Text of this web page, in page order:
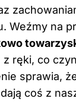
Weźmy na
ręki, co
sprawia,
coś z